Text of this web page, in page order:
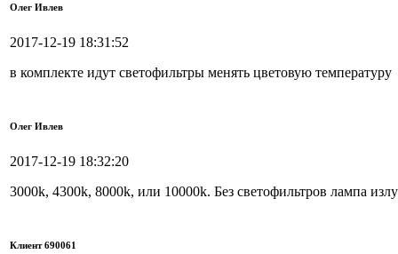
Олег Ивлев
2017-12-19 18:31:52
в комплекте идут светофильтры менять цветовую температуру
Олег Ивлев
2017-12-19 18:32:20
3000k, 4300k, 8000k, или 10000k. Без светофильтров лампа
Клиент 690061